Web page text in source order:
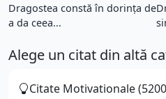
Dragostea constă în dorința de
a da ceea...
Alege un citat din altă
Citate Motivationale